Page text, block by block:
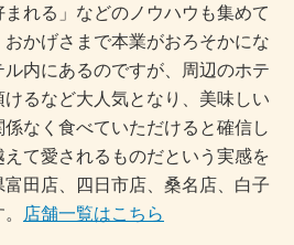
れる」などのノウハウも集めて
かげさまで本業がおろそかにな
内にあるのですが、周辺のホテ
るなど大人気となり、美味しい
なく食べていただけると確信し
て愛されるものだという実感を
田店、四日市店、桑名店、白子
店舗一覧はこちら